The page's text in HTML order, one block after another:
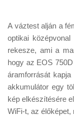
A váztest alján a
optikai
rekesze, ami a
hogy az EOS
áramforrását
akkumulátor egy
kép elkészítésére
WiFi-t, az